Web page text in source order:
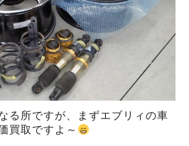
る所ですが、まずエブリィの車
買取ですよ～